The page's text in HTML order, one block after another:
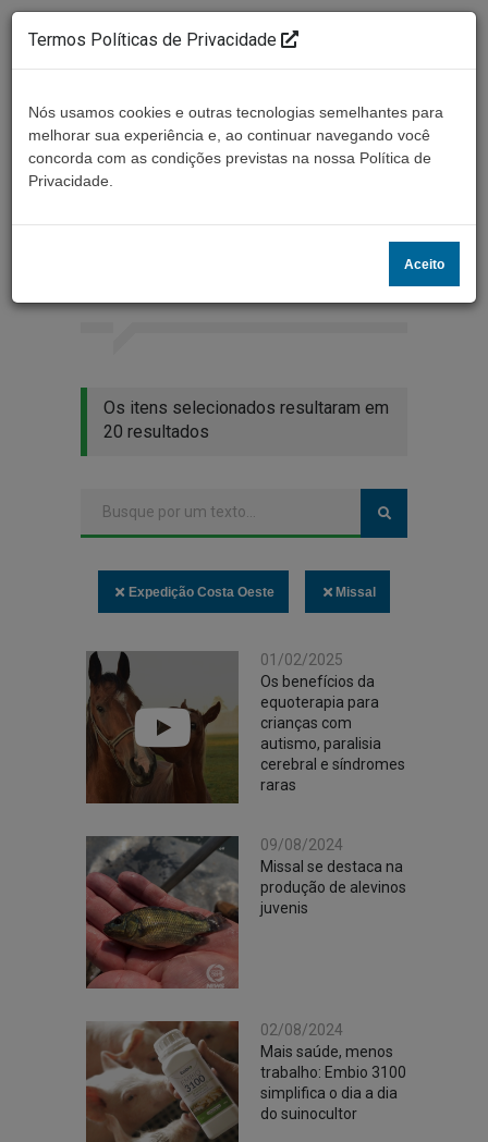
Resultados da busca
Buscar
Os itens selecionados resultaram em
20 resultados
Expedição Costa Oeste Missal
01/02/2025
Os benefícios da
equoterapia para
crianças com
autismo, paralisia
cerebral e síndromes
raras
09/08/2024
Missal se destaca na
produção de alevinos
juvenis
02/08/2024
Mais saúde, menos
trabalho: Embio 3100
simplifica o dia a dia
do suinocultor
Termos Políticas de Privacidade
Nós usamos cookies e outras tecnologias semelhantes para
melhorar sua experiência e, ao continuar navegando você
concorda com as condições previstas na nossa Política de
Privacidade.
Aceito